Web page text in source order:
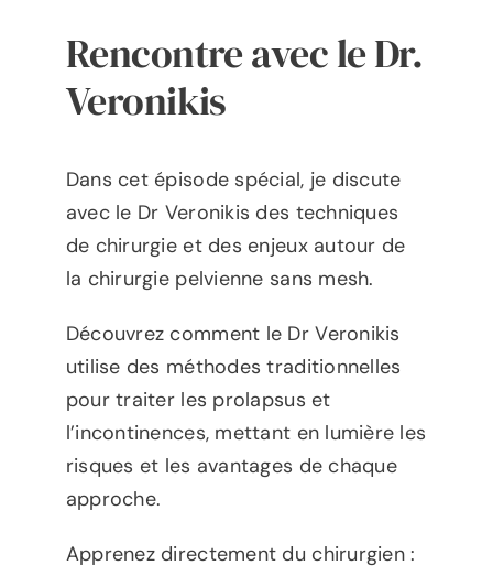
Rencontre avec le Dr.
Veronikis
Dans cet épisode spécial, je discute
avec le Dr Veronikis des techniques
de chirurgie et des enjeux autour de
la chirurgie pelvienne sans mesh.
Découvrez comment le Dr Veronikis
utilise des méthodes traditionnelles
pour traiter les prolapsus et
l’incontinences, mettant en lumière les
risques et les avantages de chaque
approche.
Apprenez directement du chirurgien :